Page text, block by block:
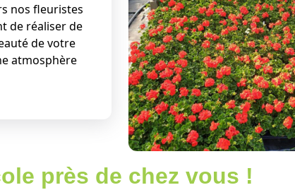
nos fleuristes
de réaliser de
de votre
atmosphère
près de chez vous !